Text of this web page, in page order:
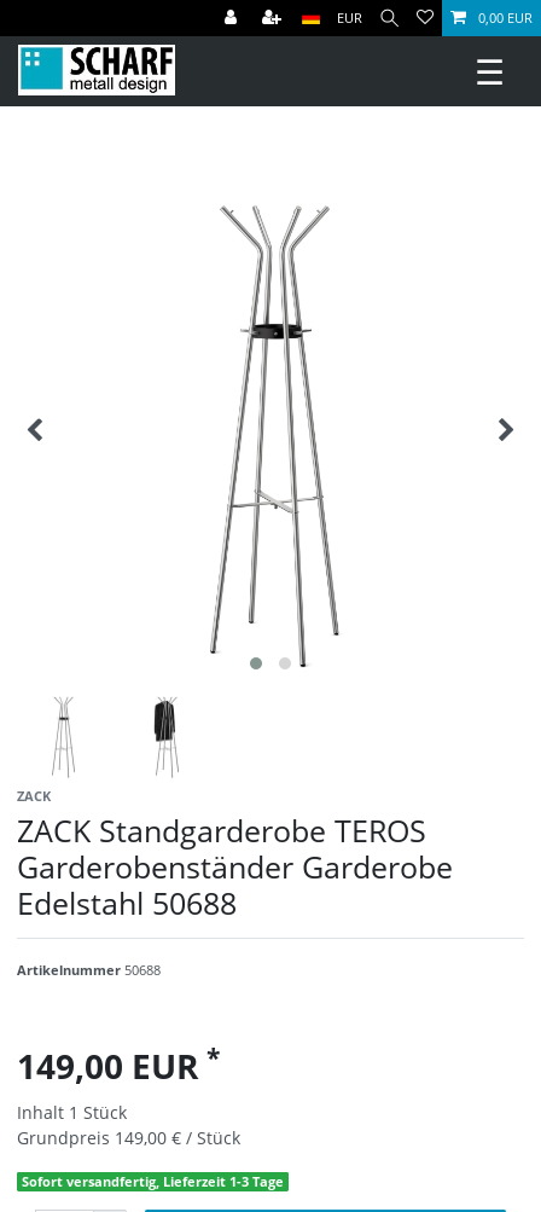
EUR 0,00 EUR
☰
ZACK
ZACK Standgarderobe TEROS
Garderobenständer Garderobe
Edelstahl 50688
Artikelnummer 50688
149,00 EUR *
Inhalt 1 Stück
Grundpreis 149,00 € / Stück
Sofort versandfertig, Lieferzeit 1-3 Tage